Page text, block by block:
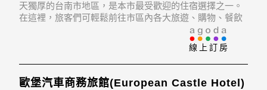
天獨厚的台南市地區，是本市最受歡迎的住宿選擇之一。
在這裡，旅客們可輕鬆前往市區內各大旅遊、購物、餐飲
地點。 飯店位置優越讓遊人前往市區內的熱門景點變得方
線上訂房
歐堡汽車商務旅館(European Castle Hotel)